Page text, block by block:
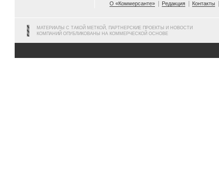
О «Коммерсанте»
Редакция Контакты
МАТЕРИАЛЫ С ТАКОЙ МЕТКОЙ, ПАРТНЕРСКИЕ ПРОЕКТЫ И НОВОСТИ
КОМПАНИЙ ОПУБЛИКОВАНЫ НА КОММЕРЧЕСКОЙ ОСНОВЕ